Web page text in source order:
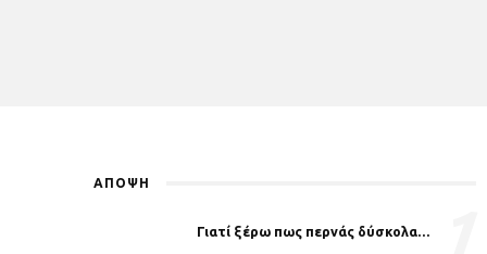
ΑΠΟΨΗ
Γιατί ξέρω πως περνάς δύσκολα…